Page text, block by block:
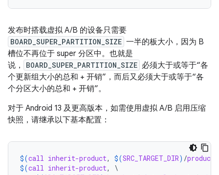
发布时搭载虚拟 A/B 的设备只需要
BOARD_SUPER_PARTITION_SIZE 一半的板大小，因为 B
槽位不再位于 super 分区中。也就是
说，
BOARD_SUPER_PARTITION_SIZE 必须大于或等于“各
个更新组大小的总和 + 开销”，而后又必须大于或等于“各
个分区大小的总和 + 开销”。
对于 Android 13 及更高版本，如需使用虚拟 A/B 启用压缩
快照，请继承以下基本配置：
$(call inherit-product, $(SRC_TARGET_DIR) /product
$(call inherit-product, \